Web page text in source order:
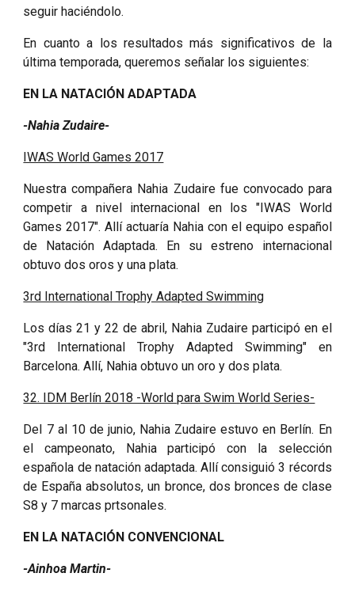
seguir haciéndolo.
En cuanto a los resultados más significativos de la
última temporada, queremos señalar los siguientes:
EN LA NATACIÓN ADAPTADA
-Nahia Zudaire-
IWAS World Games 2017
Nuestra compañera Nahia Zudaire fue convocado para
competir a nivel internacional en los "IWAS World
Games 2017". Allí actuaría Nahia con el equipo español
de Natación Adaptada. En su estreno internacional
obtuvo dos oros y una plata.
3rd International Trophy Adapted Swimming
Los días 21 y 22 de abril, Nahia Zudaire participó en el
"3rd International Trophy Adapted Swimming" en
Barcelona. Allí, Nahia obtuvo un oro y dos plata.
32. IDM Berlín 2018 -World para Swim World Series-
Del 7 al 10 de junio, Nahia Zudaire estuvo en Berlín. En
el campeonato, Nahia participó con la selección
española de natación adaptada. Allí consiguió 3 récords
de España absolutos, un bronce, dos bronces de clase
S8 y 7 marcas prtsonales.
EN LA NATACIÓN CONVENCIONAL
-Ainhoa Martin-